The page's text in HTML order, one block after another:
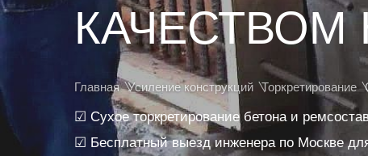
КАЧЕСТВОМ
Главная Усиление конструкций Торкретирование
☑ Сухое торкретирование бетона и
☑ Бесплатный выезд инженера по Москве